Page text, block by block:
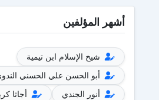
أشهر المؤلفين
شيخ الإسلام ابن تيمية
أبو الحسن علي الحسني
أنور الجندي
أجاثا